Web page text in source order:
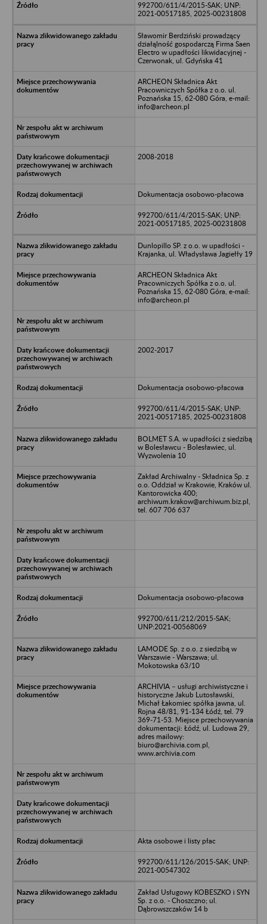
992700/611/4/2015-SAK; UNP:
2021-00517185, 2025-00231808
Sławomir Berdziński prowadzący
działąlność gospodarczą Firma Saen
Electro w upadłości likwidacyjnej -
Czerwonak, ul. Gdyńska 41
ARCHEON Składnica Akt
Pracowniczych Spółka z o.o. ul.
Poznańska 15, 62-080 Góra, e-mail:
info@archeon.pl
2008-2018
Dokumentacja osobowo-płacowa
992700/611/4/2015-SAK; UNP:
2021-00517185, 2025-00231808
Dunlopillo SP. z o.o. w upadłości -
Krajanka, ul. Władysława Jagiełły 19
ARCHEON Składnica Akt
Pracowniczych Spółka z o.o. ul.
Poznańska 15, 62-080 Góra, e-mail:
info@archeon.pl
2002-2017
Dokumentacja osobowo-płacowa
992700/611/4/2015-SAK; UNP:
2021-00517185, 2025-00231808
BOLMET S.A. w upadłości z siedzibą
w Bolesławcu - Bolesławiec, ul.
Wyzwolenia 10
Zakład Archiwalny - Składnica Sp. z
o.o. Oddział w Krakowie, Kraków ul.
Kantorowicka 400;
archiwum.krakow@archiwum.biz.pl,
tel. 607 706 637
Dokumentacja osobowo-płacowa
992700/611/212/2015-SAK;
UNP:2021-00568069
LAMODE Sp. z o.o. z siedzibą w
Warszawie - Warszawa; ul.
Mokotowska 63/10
ARCHIVIA – usługi archiwistyczne i
historyczne Jakub Lutosławski,
Michał Łakomiec spółka jawna, ul.
Rojna 48/81, 91-134 Łódź, tel. 79
369-71-53. Miejsce przechowywania
dokumentacji: Łódź, ul. Ludowa 29,
adres mailowy:
biuro@archivia.com.pl,
www.archivia.com
Akta osobowe i listy płac
992700/611/126/2015-SAK; UNP:
2021-00547302
Zakład Usługowy KOBESZKO i SYN
Sp. z o.o. - Choszczno; ul.
Dąbrowszczaków 14 b